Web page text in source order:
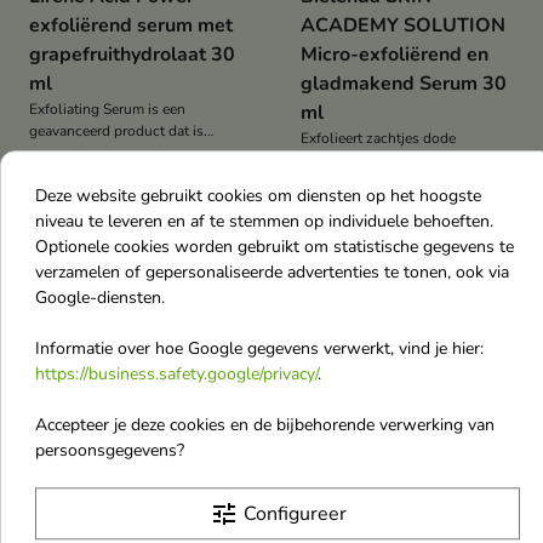
exfoliërend serum met
grapefruithydrolaat 30
ml
Exfoliating Serum is een
geavanceerd product dat is
ontworpen om de voor acne
verzorgen
€ 5,45€ 6,20
ACADEMY SOLUTION
Micro-exfoliërend en
gladmakend Serum 30
ml
Exfolieert zachtjes dode
€ 7,38 € 9,00
-18% favorite_border
Bielenda GOOD SKIN
Niet op voorraad favorite_border
Kaine Rosemary AHA
Deze website gebruikt cookies om diensten op het hoogste
niveau te leveren en af te stemmen op individuele behoeften.
Optionele cookies worden gebruikt om statistische gegevens te
verzamelen of gepersonaliseerde advertenties te tonen, ook via
Google-diensten.
Informatie over hoe Google gegevens verwerkt, vind je hier:
https://business.safety.google/privacy/.
Accepteer je deze cookies en de bijbehorende verwerking van
persoonsgegevens?
tune Configureer